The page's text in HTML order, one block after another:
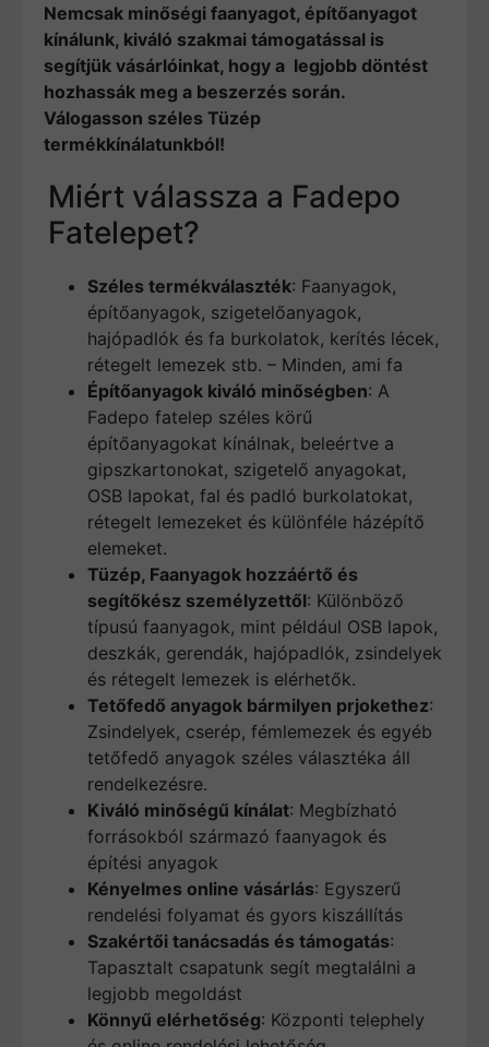
Nemcsak minőségi faanyagot, építőanyagot
kínálunk, kiváló szakmai támogatással is
segítjük vásárlóinkat, hogy a legjobb döntést
hozhassák meg a beszerzés során.
Válogasson széles Tüzép
termékkínálatunkból!
Miért válassza a Fadepo
Fatelepet?
Széles termékválaszték: Faanyagok,
építőanyagok, szigetelőanyagok,
hajópadlók és fa burkolatok, kerítés lécek,
rétegelt lemezek stb. – Minden, ami fa
Építőanyagok kiváló minőségben: A
Fadepo fatelep széles körű
építőanyagokat kínálnak, beleértve a
gipszkartonokat, szigetelő anyagokat,
OSB lapokat, fal és padló burkolatokat,
rétegelt lemezeket és különféle házépítő
elemeket.
Tüzép, Faanyagok hozzáértő és
segítőkész személyzettől: Különböző
típusú faanyagok, mint például OSB lapok,
deszkák, gerendák, hajópadlók, zsindelyek
és rétegelt lemezek is elérhetők.
Tetőfedő anyagok bármilyen prjokethez:
Zsindelyek, cserép, fémlemezek és egyéb
tetőfedő anyagok széles választéka áll
rendelkezésre.
Kiváló minőségű kínálat: Megbízható
forrásokból származó faanyagok és
építési anyagok
Kényelmes online vásárlás: Egyszerű
rendelési folyamat és gyors kiszállítás
Szakértői tanácsadás és támogatás:
Tapasztalt csapatunk segít megtalálni a
legjobb megoldást
Könnyű elérhetőség: Központi telephely